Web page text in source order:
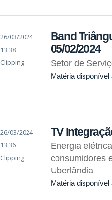
26/03/2024
13:38
Clipping
Band
05/02/2024
Setor de
Matéria disponível
26/03/2024
13:36
Clipping
TV
Energia
consumidores
Uberlândia
Matéria disponível